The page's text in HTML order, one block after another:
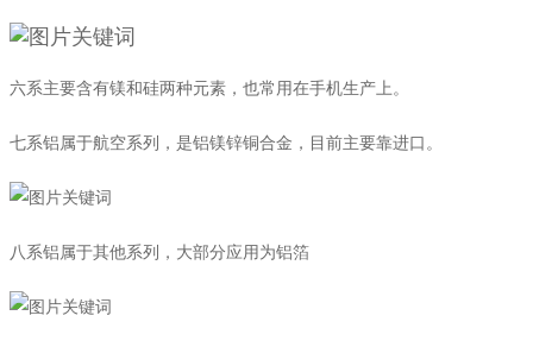
六系主要含有镁和硅两种元素，也常用在手机生产上。
七系铝属于航空系列，是铝镁锌铜合金，目前主要靠进口。
八系铝属于其他系列，大部分应用为铝箔